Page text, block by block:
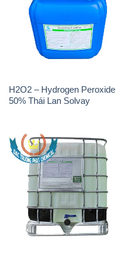
H2O2 – Hydrogen Peroxide
50% Thái Lan Solvay